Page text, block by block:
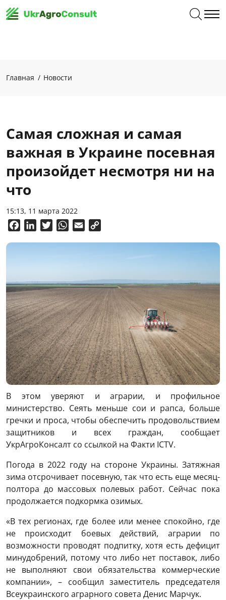
Главная Новости
Самая сложная и самая
важная в Украине посевная
произойдет несмотря ни на
что
15:13, 11 марта 2022
FacebookLinkedInTwitterWhatsApp
Email
В этом уверяют и аграрии, и профильное
министерство. Сеять меньше сои и рапса, больше
гречки и проса, чтобы обеспечить продовольствием
защитников и всех граждан, сообщает
УкрАгроКонсалт со ссылкой на Факти ICTV.
Погода в 2022 году на стороне Украины. Затяжная
зима отсрочивает посевную, так что есть еще месяц-
полтора до массовых полевых работ. Сейчас пока
продолжается подкормка озимых.
«В тех регионах, где более или менее спокойно, где
не происходит боевых действий, аграрии по
возможности проводят подпитку, хотя есть дефицит
минудобрений, потому что либо нет поставок, либо
не выполняют свои обязательства коммерческие
компании», – сообщил заместитель председателя
Всеукраинского аграрного совета Денис Марчук.